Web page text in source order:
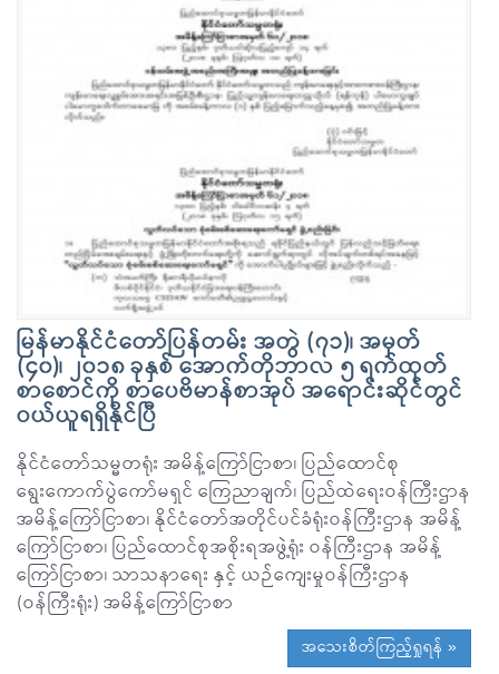
မြန်မာနိုင်ငံတော်ပြန်တမ်း အတွဲ (၇၁)၊ အမှတ်
(၄၀)၊ ၂၀၁၈ ခုနှစ် အောက်တိုဘာလ ၅ ရက်ထုတ်
စာစောင်ကို စာပေဗိမာန်စာအုပ် အရောင်းဆိုင်တွင်
ဝယ်ယူရရှိနိုင်ပြီ
နိုင်ငံတော်သမ္မတရုံး အမိန့်ကြော်ငြာစာ၊ ပြည်ထောင်စု
ရွေးကောက်ပွဲကော်မရှင် ကြေညာချက်၊ ပြည်ထဲရေးဝန်ကြီးဌာန
အမိန့်ကြော်ငြာစာ၊ နိုင်ငံတော်အတိုင်ပင်ခံရုံးဝန်ကြီးဌာန အမိန့်
ကြော်ငြာစာ၊ ပြည်ထောင်စုအစိုးရအဖွဲ့ရုံး ဝန်ကြီးဌာန အမိန့်
ကြော်ငြာစာ၊ သာသနာရေး နှင့် ယဉ်ကျေးမှုဝန်ကြီးဌာန
(ဝန်ကြီးရုံး) အမိန့်ကြော်ငြာစာ
အသေးစိတ်ကြည့်ရှုရန် »